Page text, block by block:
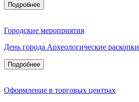
Подробнее
Городские мероприятия
День города Археологические раскопки
Подробнее
Оформление в торговых центрах